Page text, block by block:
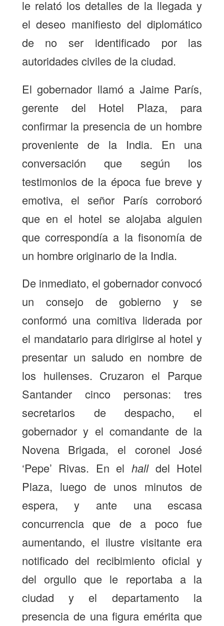
le relató los detalles de la llegada y
el deseo manifiesto del diplomático
de no ser identificado por las
autoridades civiles de la ciudad.
El gobernador llamó a Jaime París,
gerente del Hotel Plaza, para
confirmar la presencia de un hombre
proveniente de la India. En una
conversación que según los
testimonios de la época fue breve y
emotiva, el señor París corroboró
que en el hotel se alojaba alguien
que correspondía a la fisonomía de
un hombre originario de la India.
De inmediato, el gobernador convocó
un consejo de gobierno y se
conformó una comitiva liderada por
el mandatario para dirigirse al hotel y
presentar un saludo en nombre de
los huilenses. Cruzaron el Parque
Santander cinco personas: tres
secretarios de despacho, el
gobernador y el comandante de la
Novena Brigada, el coronel José
‘Pepe’ Rivas. En elhalldel Hotel
Plaza, luego de unos minutos de
espera, y ante una escasa
concurrencia que de a poco fue
aumentando, el ilustre visitante era
notificado del recibimiento oficial y
del orgullo que le reportaba a la
ciudad y el departamento la
presencia de una figura emérita que